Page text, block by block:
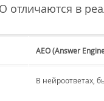
отличаются в
AEO (Answer
В нейроответах,